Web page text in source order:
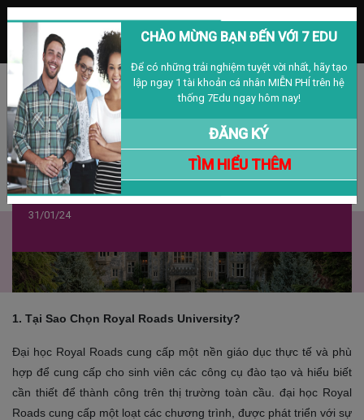
MENU
VIỆT NAM
Đăng nhập Đăng ký
Học Bổng $10,000 - Royal Roads
University, Canada
31/01/24
1. Tại Sao Chọn Royal Roads University?
Đại học Royal Roads cung cấp một nền giáo dục thực tế và phù
hợp để cung cấp cho sinh viên các công cụ đào tạo và hiểu biết
cần thiết để thành công trên thị trường toàn cầu. đại học Royal
Roads cung cấp một loạt các chương trình, được phát triển với sự
CHÀO MỪNG BẠN ĐẾN VỚI 7 EDU
Để có những trải nghiệm tuyệt vời nhất, hãy tạo
lập ngay 1 tài khoản cá nhân MIỄN PHÍ trên hệ
thống 7Edu ngay hôm nay!
ĐĂNG KÝ
TÌM HIỂU THÊM